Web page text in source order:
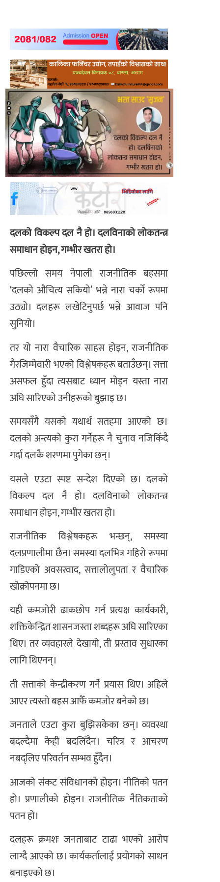
दलको विकल्प दल नै हो। दलविनाको लोकतन्त्र
समाधान होइन, गम्भीर खतरा हो।
पछिल्लो समय नेपाली राजनीतिक बहसमा
‘दलको औचित्य सकियो’ भन्ने नारा चर्को रूपमा
उठ्यो। दलहरू लखेटिनुपर्छ भन्ने आवाज पनि
सुनियो।
तर यो नारा वैचारिक साहस होइन, राजनीतिक
गैरजिम्मेवारी भएको विश्लेषकहरू बताउँछन्। सत्ता
असफल हुँदा त्यसबाट ध्यान मोड्न यस्ता नारा
अघि सारिएको उनीहरूको बुझाइ छ।
समयसँगै यसको यथार्थ सतहमा आएको छ।
दलको अन्त्यको कुरा गर्नेहरू नै चुनाव नजिकिँदै
गर्दा दलकै शरणमा पुगेका छन्।
यसले एउटा स्पष्ट सन्देश दिएको छ। दलको
विकल्प दल नै हो। दलविनाको लोकतन्त्र
समाधान होइन, गम्भीर खतरा हो।
राजनीतिक विश्लेषकहरू भन्छन्, समस्या
दलप्रणालीमा छैन। समस्या दलभित्र गहिरो रूपमा
गाडिएको अवसरवाद, सत्तालोलुपता र वैचारिक
खोक्रोपनमा छ।
यही कमजोरी ढाकछोप गर्न प्रत्यक्ष कार्यकारी,
शक्तिकेन्द्रित शासनजस्ता शब्दहरू अघि सारिएका
थिए। तर व्यवहारले देखायो, ती प्रस्ताव सुधारका
लागि थिएनन्।
ती सत्ताको केन्द्रीकरण गर्ने प्रयास थिए। अहिले
आएर त्यस्तो बहस आफैँ कमजोर बनेको छ।
जनताले एउटा कुरा बुझिसकेका छन्। व्यवस्था
बदल्दैमा केही बदलिँदैन। चरित्र र आचरण
नबद्लिए परिवर्तन सम्भव हुँदैन।
आजको संकट संविधानको होइन। नीतिको पतन
हो। प्रणालीको होइन। राजनीतिक नैतिकताको
पतन हो।
दलहरू क्रमशः जनताबाट टाढा भएको आरोप
लाग्दै आएको छ। कार्यकर्तालाई प्रयोगको साधन
बनाइएको छ।